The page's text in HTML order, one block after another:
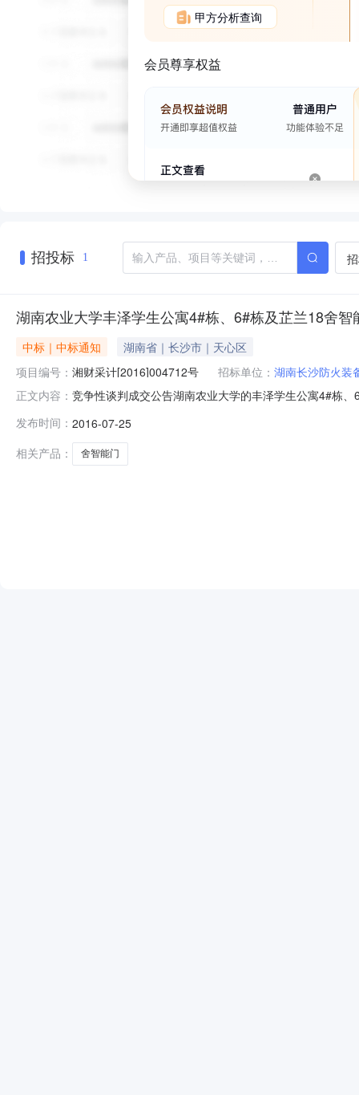
甲方分析查询
会员尊享权益
招投标 1
湖南农业大学丰泽学生公寓4#栋、6#栋及芷兰18舍智
中标｜中标通知
湖南省｜长沙市｜天心区
项目编号： 湘财采计[2016]004712号 招标单位： 湖南长沙防火装
正文内容： 竞争性谈判成交公告湖南农业大学的丰泽学生公寓4#栋
号：100071372三、邀请供应商的情况1、供应商产生方
发布时间： 2016-07-25
相关产品：
舍智能门